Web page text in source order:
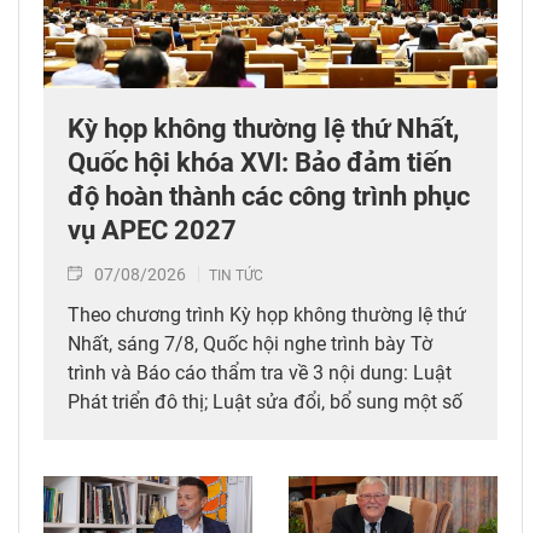
Kỳ họp không thường lệ thứ Nhất,
Quốc hội khóa XVI: Bảo đảm tiến
độ hoàn thành các công trình phục
vụ APEC 2027
07/08/2026 TIN TỨC
Theo chương trình Kỳ họp không thường lệ thứ
Nhất, sáng 7/8, Quốc hội nghe trình bày Tờ
trình và Báo cáo thẩm tra về 3 nội dung: Luật
Phát triển đô thị; Luật sửa đổi, bổ sung một số
nghiệp và môi trường; Luật sửa đổi, bổ sung
một số điều của Luật Tần số vô tuyến điện,